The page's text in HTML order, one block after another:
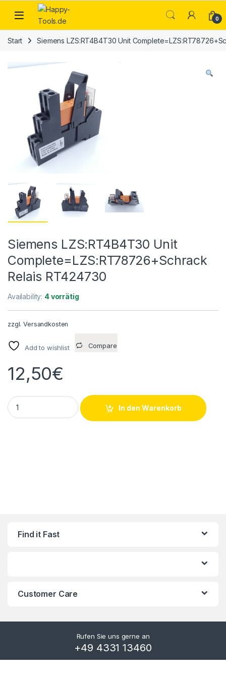
Skip to navigation
Skip to content
Open 0
Start Siemens LZS:RT4B4T30 Unit
Siemens LZS:RT4B4T30 Unit
Complete=LZS:RT78726+Schrack
Relais RT424730
Availability: 4 vorrätig
zzgl.Versandkosten
Add to wishlist Compare
12,50€
Siemens LZS:RT4B4T30 Unit
In den Warenkorb
Find it Fast
Customer Care
Rufen Sie uns gerne an
+49 4331 13460